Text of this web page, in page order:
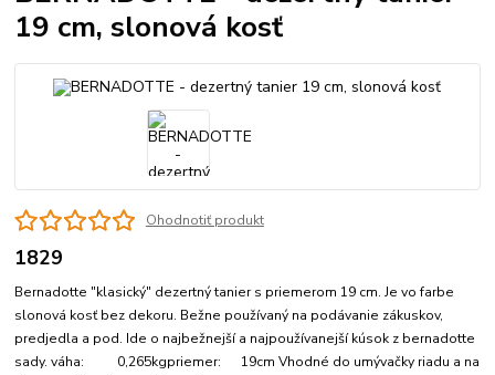
19 cm, slonová kosť
Ohodnotiť produkt
1829
Bernadotte "klasický" dezertný tanier s priemerom 19 cm. Je vo farbe
slonová kosť bez dekoru. Bežne používaný na podávanie zákuskov,
predjedla a pod. Ide o najbežnejší a najpoužívanejší kúsok z bernadotte
sady. váha: 0,265kgpriemer: 19cm Vhodné do umývačky riadu a na